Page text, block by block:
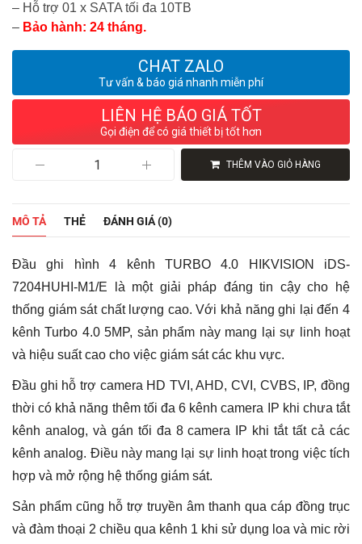
– Hỗ trợ 01 x SATA tối đa 10TB
– Bảo hành: 24 tháng.
CHAT ZALO
Tư vấn & báo giá nhanh miễn phí
LIÊN HỆ BÁO GIÁ TỐT
Gọi điện để có giá thiết bị tốt hơn
kênh
TURBO
HIKVISION
iDS-
7204HUHI-
M1/E
số
lượng
THÊM VÀO GIỎ HÀNG
MÔ TẢ THẺ ĐÁNH GIÁ (0)
Đầu ghi hình 4 kênh TURBO 4.0 HIKVISION iDS-
7204HUHI-M1/E là một giải pháp đáng tin cậy cho hệ
thống giám sát chất lượng cao. Với khả năng ghi lại đến 4
kênh Turbo 4.0 5MP, sản phẩm này mang lại sự linh hoạt
và hiệu suất cao cho việc giám sát các khu vực.
Đầu ghi hỗ trợ camera HD TVI, AHD, CVI, CVBS, IP, đồng
thời có khả năng thêm tối đa 6 kênh camera IP khi chưa tắt
kênh analog, và gán tối đa 8 camera IP khi tắt tất cả các
kênh analog. Điều này mang lại sự linh hoạt trong việc tích
hợp và mở rộng hệ thống giám sát.
Sản phẩm cũng hỗ trợ truyền âm thanh qua cáp đồng trục
và đàm thoại 2 chiều qua kênh 1 khi sử dụng loa và mic rời